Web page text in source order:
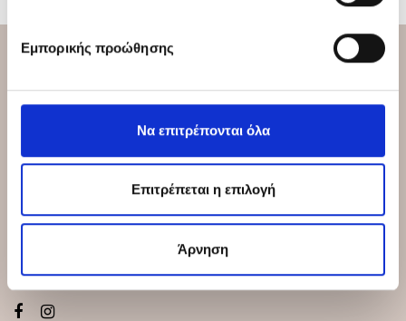
Εμπορικής προώθησης
Να επιτρέπονται όλα
Επιτρέπεται η επιλογή
Άρνηση
Σχεδιάζουμε τα δικά μας είδη για να ομορφαίνουν την
καθημερινότητά σας!